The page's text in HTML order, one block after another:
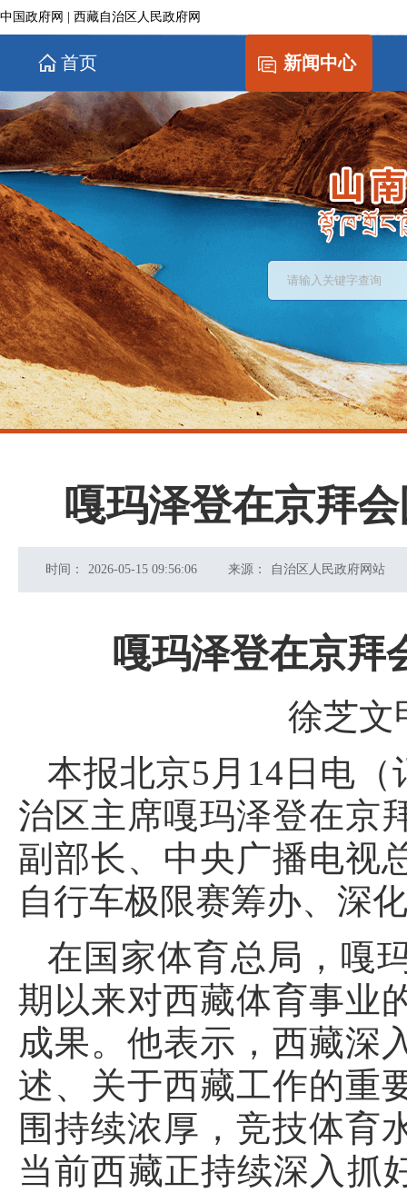
中国政府网 西藏自治区人民政府网
首页 新闻中心
嘎玛泽登在京拜
时间： 2026-05-15 09:56:06 来源： 自治区人民政府网站
嘎玛泽登在京拜
徐芝文
本报北京5月14日电
治区主席嘎玛泽登在京
副部长、中央广播电视
自行车极限赛筹办、深
在国家体育总局，嘎
期以来对西藏体育事业
成果。他表示，西藏深
述、关于西藏工作的重
围持续浓厚，竞技体育
当前西藏正持续深入抓